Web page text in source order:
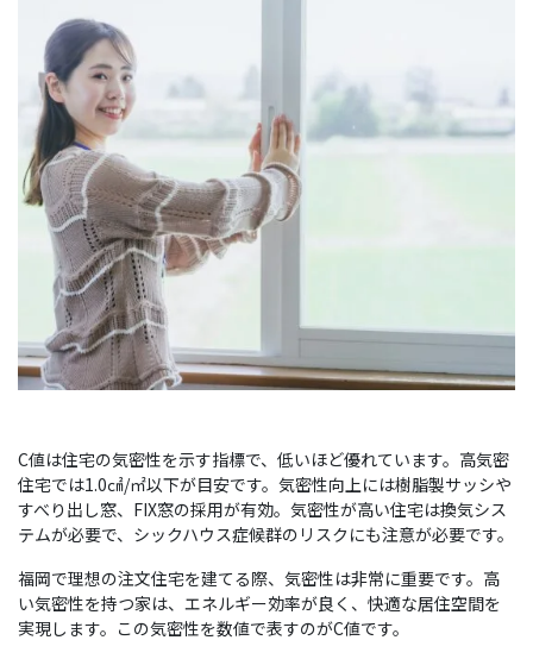
C値は住宅の気密性を示す指標で、低いほど優れています。高気密
住宅では1.0㎠/㎡以下が目安です。気密性向上には樹脂製サッシや
すべり出し窓、FIX窓の採用が有効。気密性が高い住宅は換気シス
テムが必要で、シックハウス症候群のリスクにも注意が必要です。
福岡で理想の注文住宅を建てる際、気密性は非常に重要です。高
い気密性を持つ家は、エネルギー効率が良く、快適な居住空間を
実現します。この気密性を数値で表すのがC値です。